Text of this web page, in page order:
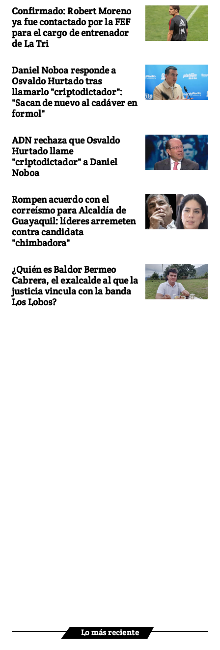
Confirmado: Robert Moreno
ya fue contactado por la FEF
para el cargo de entrenador
de La Tri
Daniel Noboa responde a
Osvaldo Hurtado tras
llamarlo "criptodictador":
"Sacan de nuevo al cadáver en
formol"
ADN rechaza que Osvaldo
Hurtado llame
"criptodictador" a Daniel
Noboa
Rompen acuerdo con el
correísmo para Alcaldía de
Guayaquil: líderes arremeten
contra candidata
"chimbadora"
¿Quién es Baldor Bermeo
Cabrera, el exalcalde al que la
justicia vincula con la banda
Los Lobos?
Lo más reciente